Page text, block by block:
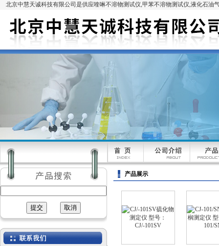
北京中慧天诚科技有限公司是供应喹啉不溶物测试仪,甲苯不溶物测试仪,液化石油
产品展示